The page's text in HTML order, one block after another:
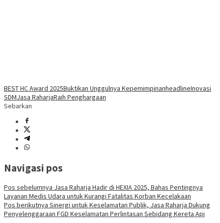
BEST HC Award 2025Buktikan Unggulnya KepemimpinanheadlineInovasi
SDMJasa RaharjaRaih Penghargaan
Sebarkan
Navigasi pos
Pos sebelumnya Jasa Raharja Hadir di HEXIA 2025, Bahas Pentingnya
Layanan Medis Udara untuk Kurangi Fatalitas Korban Kecelakaan
Pos berikutnya Sinergi untuk Keselamatan Publik, Jasa Raharja Dukung
Penyelenggaraan FGD Keselamatan Perlintasan Sebidang Kereta Api